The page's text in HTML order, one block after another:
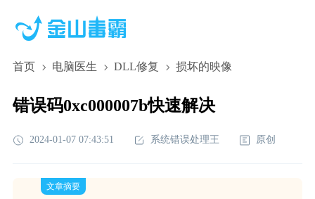
首页 电脑医生 DLL修复 损坏的映像
错误码0xc000007b快速解决
2024-01-07 07:43:51 系统错误处理王 原创
文章摘要